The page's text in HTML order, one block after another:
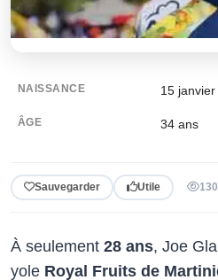
NAISSANCE 15 janvier
ÂGE 34 ans
Sauvegarder Utile
À seulement 28 ans, Joe
yole Royal Fruits de